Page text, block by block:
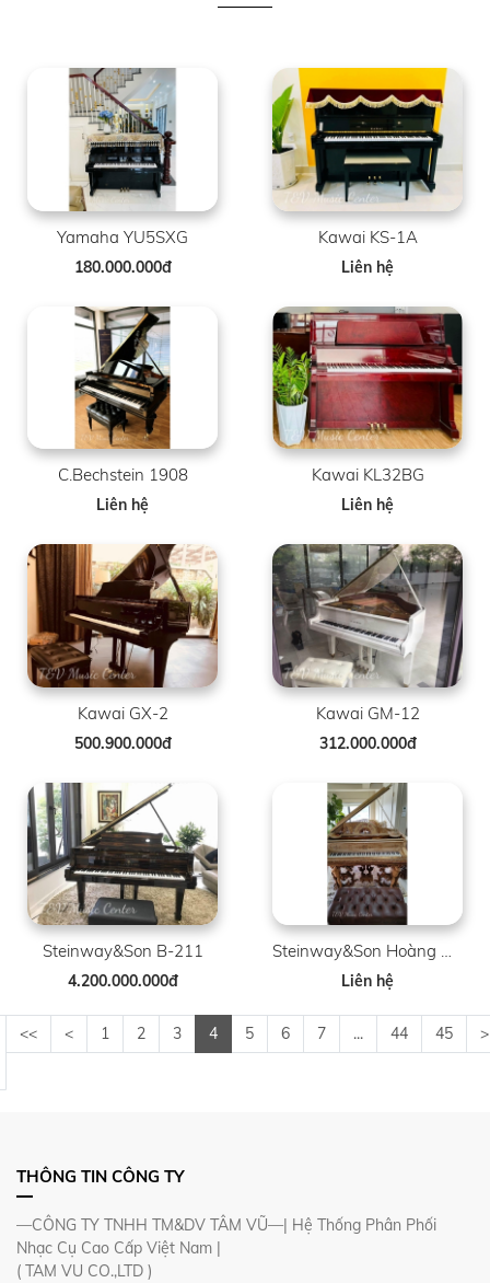
Yamaha YU5SXG
180.000.000đ
Kawai KS-1A
Liên hệ
C.Bechstein 1908
Liên hệ
Kawai KL32BG
Liên hệ
Kawai GX-2
500.900.000đ
Kawai GM-12
312.000.000đ
Steinway&Son B-211
4.200.000.000đ
Steinway&Son Hoàng Gia
Liên hệ
<< < 1 2 3 4 5 6 7 ... 44 45 >
THÔNG TIN CÔNG TY
—CÔNG TY TNHH TM&DV TÂM VŨ—| Hệ Thống Phân Phối
Nhạc Cụ Cao Cấp Việt Nam |
( TAM VU CO.,LTD )